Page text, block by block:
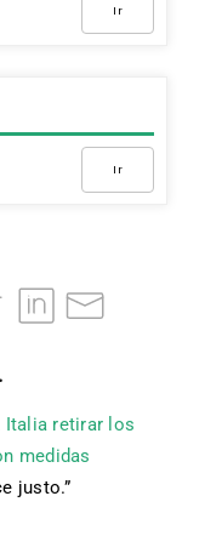
Ir
Ir
Italia retirar los
medidas
justo.”